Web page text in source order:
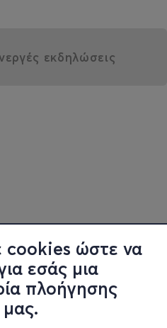
cookies ώστε να
εσάς μια
πλοήγησης
μας.
εκδηλώσεις